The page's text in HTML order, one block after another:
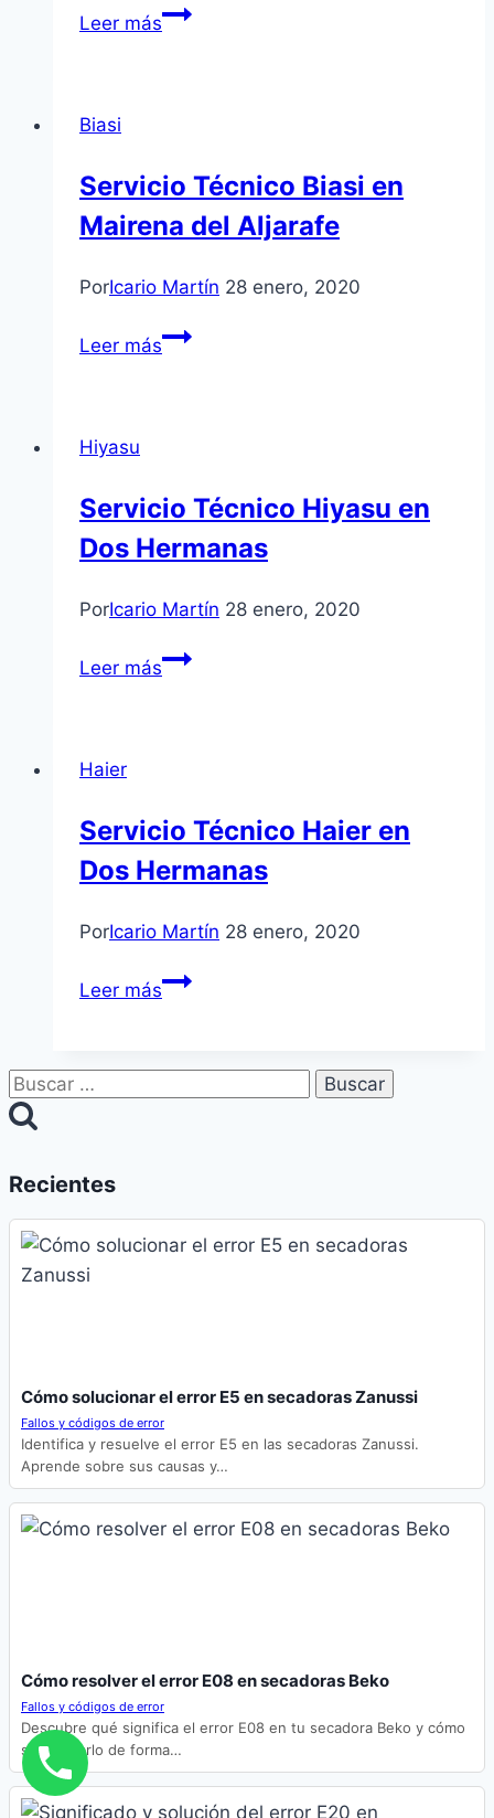
Leer másServicio
Guadaíra
Biasi
Servicio Técnico Biasi en
Mairena del Aljarafe
PorIcario Martín 28 enero, 2020
Leer másServicio
Aljarafe
Hiyasu
Servicio Técnico Hiyasu en
Dos Hermanas
PorIcario Martín 28 enero, 2020
Leer másServicio
Haier
Servicio Técnico Haier en
Dos Hermanas
PorIcario Martín 28 enero, 2020
Leer másServicio
en
Dos
Buscar:
Recientes
Cómo solucionar el error E5 en secadoras Zanussi
Fallos y códigos de error
Identifica y resuelve el error E5 en las secadoras Zanussi.
Aprende sobre sus causas y…
Cómo resolver el error E08 en secadoras Beko
Fallos y códigos de error
Descubre qué significa el error E08 en tu secadora Beko y cómo
solucionarlo de forma…